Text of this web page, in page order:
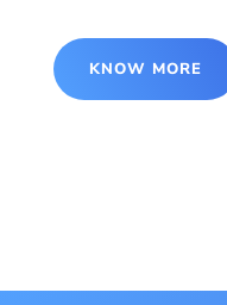
KNOW MORE